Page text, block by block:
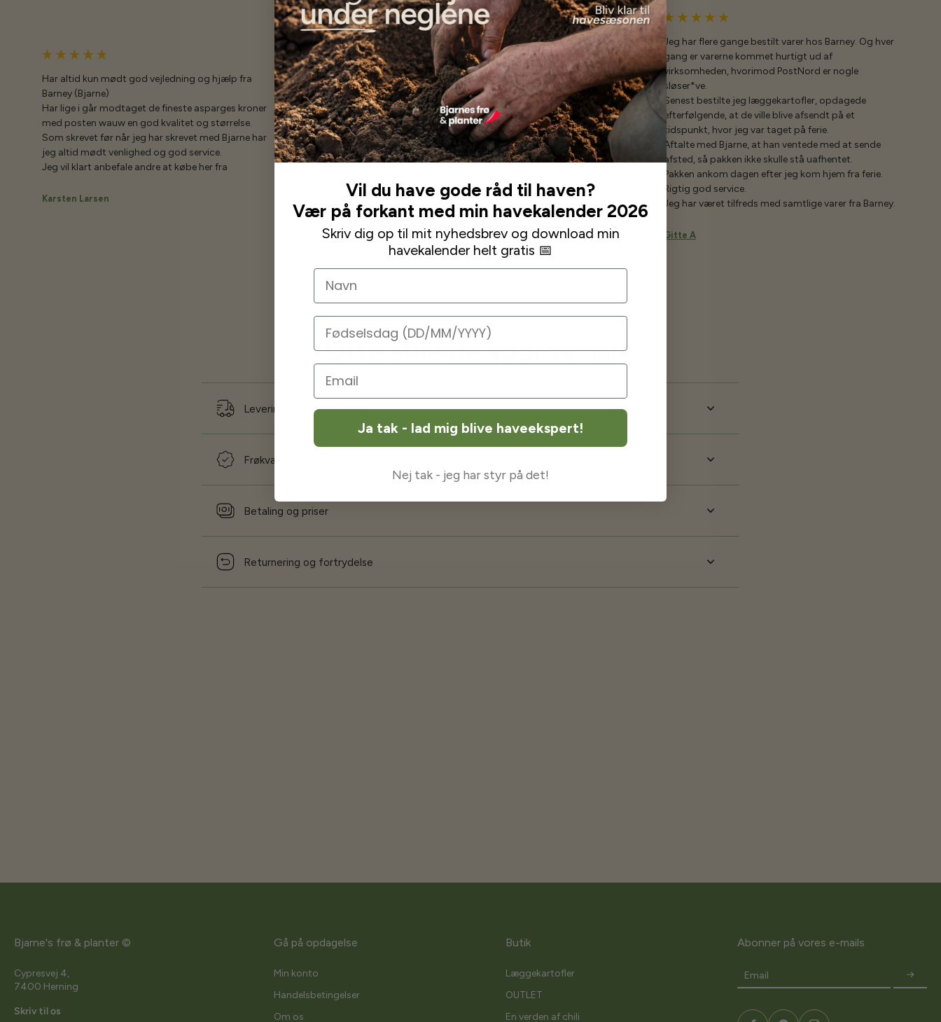
Har altid kun mødt god vejledning og hjælp fra
Barney (Bjarne)
Har lige i går modtaget de fineste asparges kroner
med posten wauw en god kvalitet og størrelse.
Som skrevet før når jeg har skrevet med Bjarne har
jeg altid mødt venlighed og god service.
Jeg vil klart anbefale andre at købe her fra
Karsten Larsen
Alle frøene er endnu ikke i jorden, men kundeservice
var ud over alle forventninger. Varerne blev afsendt
med det samme, og da noget manglede eftersendte
de det med det samme, selvom jeg havde skrevet, at
det ikke var nødvendigt. Endda vedlagt en venlig
hilsen og ekstra “gave” (tusinde tak!). Alle mine mails
blev besvaret indenfor meget få timer.
Deres sortiment er bredt og man finder næsten alt.
Leaa
Jeg har flere gange bestilt varer hos Barney. Og hver
gang er varerne kommet hurtigt ud af
virksomheden, hvorimod PostNord er nogle
sløser*ve.
Senest bestilte jeg læggekartofler, opdagede
efterfølgende, at de ville blive afsendt på et
tidspunkt, hvor jeg var taget på ferie.
Aftalte med Bjarne, at han ventede med at sende
afsted, så pakken ikke skulle stå uafhentet.
Pakken ankom dagen efter jeg kom hjem fra ferie.
Rigtig god service.
Jeg har været tilfreds med samtlige varer fra Barney.
Gitte A
Ofte stillede spørgsmål
Levering og forsendelse
Frøkvalitet og garanti
Betaling og priser
Returnering og fortrydelse
Bjarne's frø & planter ©
Cypresvej 4,
7400 Herning
Skriv til os
Gå på opdagelse
Min konto
Handelsbetingelser
Om os
Butik
Læggekartofler
OUTLET
En verden af chili
Abonner på vores e-mails
Email
Vil du have gode råd til haven?
Vær på forkant med min havekalender 2026
Skriv dig op til mit nyhedsbrev og download min
havekalender helt gratis 📅
Navn
Fødselsdag
Ja tak - lad mig blive haveekspert!
Nej tak - jeg har styr på det!